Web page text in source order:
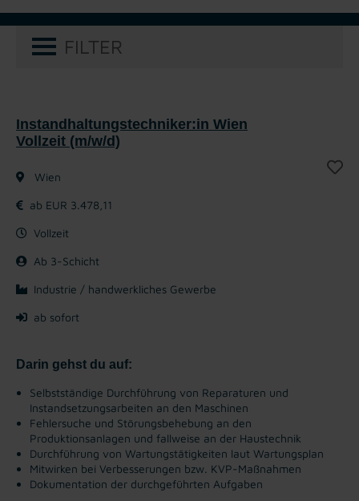
FILTER
Instandhaltungstechniker:in Wien
Vollzeit (m/w/d)
Wien
ab EUR 3.478,11
Vollzeit
Ab 3-Schicht
Industrie / handwerkliches Gewerbe
ab sofort
Darin gehst du auf:
Selbstständige Durchführung von Reparaturen und
Instandsetzungsarbeiten an den Maschinen
Fehlersuche und Störungsbehebung an den
Produktionsanlagen und fallweise an der Haustechnik
Durchführung von Wartungstätigkeiten laut Wartungsplan
Mitwirken bei Verbesserungen bzw. KVP-Maßnahmen
Dokumentation der durchgeführten Aufgaben